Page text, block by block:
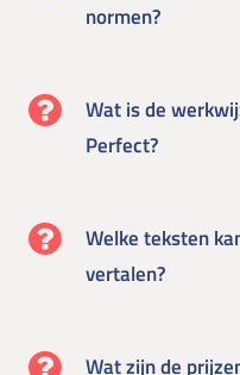
normen?
Wat is de
Perfect?
Welke teksten
vertalen?
Wat zijn de